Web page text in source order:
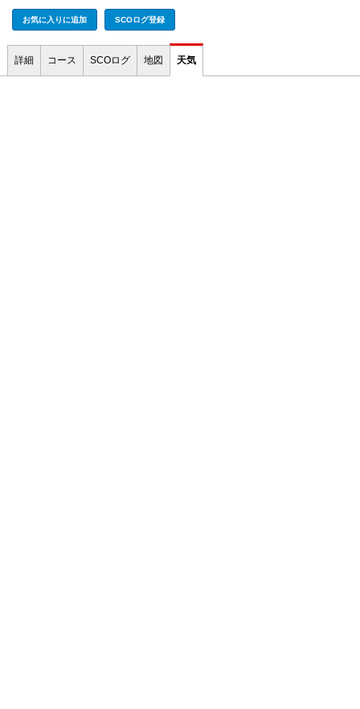
お気に入りに追加 SCOログ登録
詳細 コース SCOログ 地図 天気